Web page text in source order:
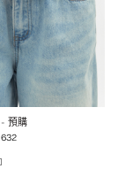
- 預購
632